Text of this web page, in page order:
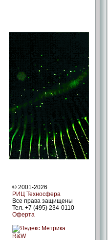
© 2001-2026
РИЦ Техносфера
Все права защищены
Тел. +7 (495) 234-0110
Оферта
R&W